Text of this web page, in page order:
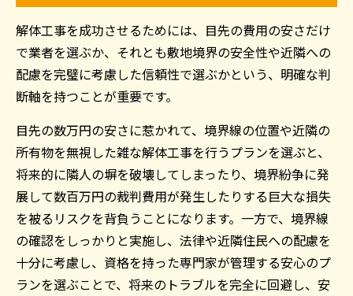
解体工事を成功させるためには、目先の費用の安さだけ
で業者を選ぶか、それとも敷地境界の安全性や近隣への
配慮を完璧に考慮した信頼性で選ぶかという、明確な判
断軸を持つことが重要です。
目先の数万円の安さに惹かれて、境界線の位置や近隣の
所有物を無視した雑な解体工事を行うプランを選ぶと、
将来的に隣人の塀を破壊してしまったり、境界紛争に発
展して数百万円の裁判費用が発生したりする巨大な損失
を被るリスクを背負うことになります。一方で、境界線
の確認をしっかりと実施し、法律や近隣住民への配慮を
十分に考慮し、資格を持った専門家が管理する安心のプ
ランを選ぶことで、将来のトラブルを完全に回避し、安